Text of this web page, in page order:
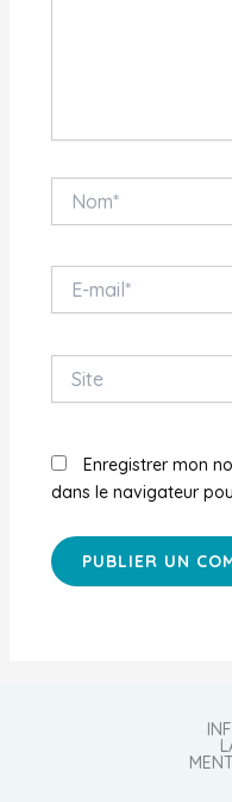
mail*
Enregistrer mon
dans le navigateur